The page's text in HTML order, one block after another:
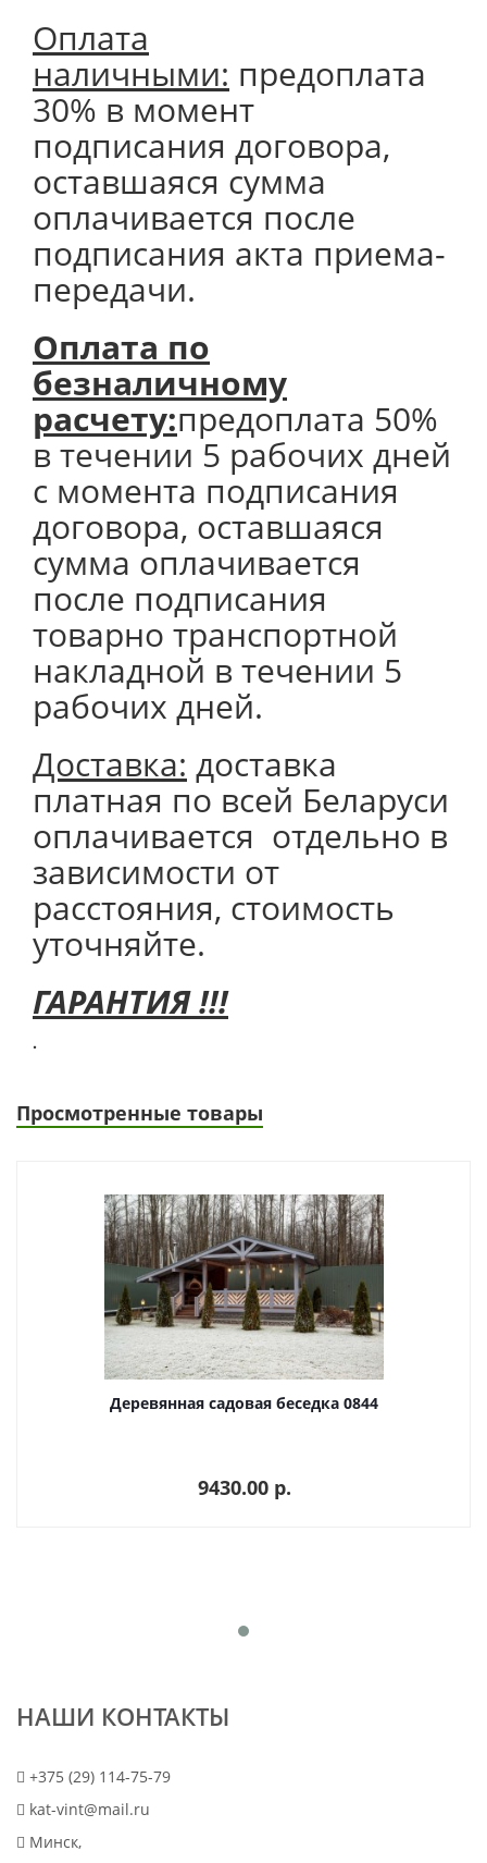
Оплата
наличными: предоплата
30% в момент
подписания договора,
оставшаяся сумма
оплачивается после
подписания акта приема-
передачи.
Оплата по
безналичному
расчету:предоплата 50%
в течении 5 рабочих дней
с момента подписания
договора, оставшаяся
сумма оплачивается
после подписания
товарно транспортной
накладной в течении 5
рабочих дней.
Доставка: доставка
платная по всей Беларуси
оплачивается отдельно в
зависимости от
расстояния, стоимость
уточняйте.
ГАРАНТИЯ !!!
.
Просмотренные товары
Деревянная садовая беседка 0844
9430.00 p.
НАШИ КОНТАКТЫ
+375 (29) 114-75-79
kat-vint@mail.ru
Минск,